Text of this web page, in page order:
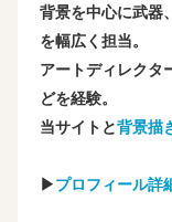
背景を中心に武器
を幅広く担当。
アートディレクタ
どを経験。
当サイトと背景描
▶プロフィール詳